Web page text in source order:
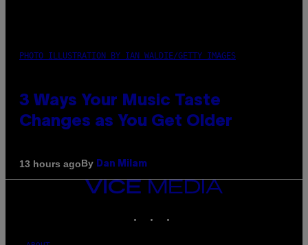
PHOTO ILLUSTRATION BY IAN WALDIE/GETTY IMAGES
3 Ways Your Music Taste
Changes as You Get Older
13 hours agoBy Dan Milam
VICE